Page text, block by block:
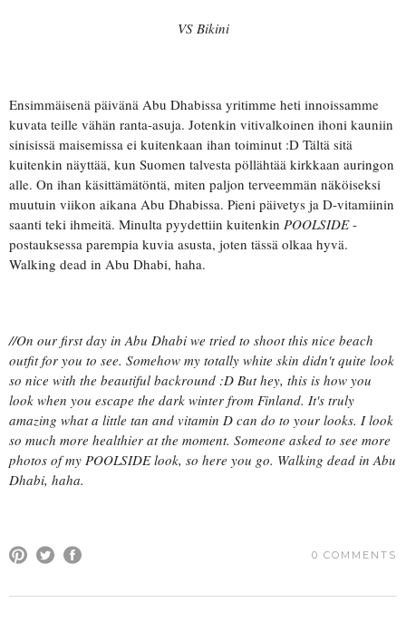
VS Bikini
Ensimmäisenä päivänä Abu Dhabissa yritimme heti innoissamme
kuvata teille vähän ranta-asuja. Jotenkin vitivalkoinen ihoni kauniin
sinisissä maisemissa ei kuitenkaan ihan toiminut :D Tältä sitä
kuitenkin näyttää, kun Suomen talvesta pöllähtää kirkkaan auringon
alle. On ihan käsittämätöntä, miten paljon terveemmän näköiseksi
muutuin viikon aikana Abu Dhabissa. Pieni päivetys ja D-vitamiinin
saanti teki ihmeitä. Minulta pyydettiin kuitenkin POOLSIDE-
postauksessa parempia kuvia asusta, joten tässä olkaa hyvä.
Walking dead in Abu Dhabi, haha.
//On our first day in Abu Dhabi we tried to shoot this nice beach
outfit for you to see. Somehow my totally white skin didn't quite look
so nice with the beautiful backround :D But hey, this is how you
look when you escape the dark winter from Finland. It's truly
amazing what a little tan and vitamin D can do to your looks. I look
so much more healthier at the moment. Someone asked to see more
photos of my POOLSIDE look, so here you go. Walking dead in Abu
Dhabi, haha.
0 COMMENTS